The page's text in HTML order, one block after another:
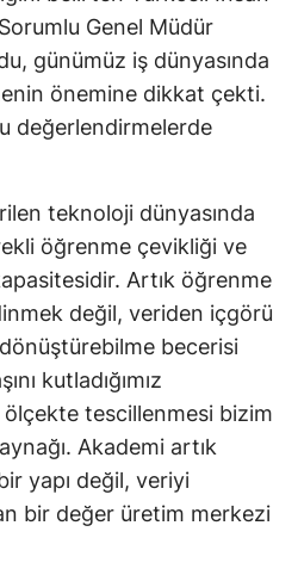
Genel Müdür
günümüz iş dünyasında
önemine dikkat çekti.
değerlendirmelerde
teknoloji dünyasında
öğrenme çevikliği ve
Artık öğrenme
değil, veriden içgörü
becerisi
kutladığımız
tescillenmesi bizim
Akademi artık
yapı değil, veriyi
bir değer üretim merkezi